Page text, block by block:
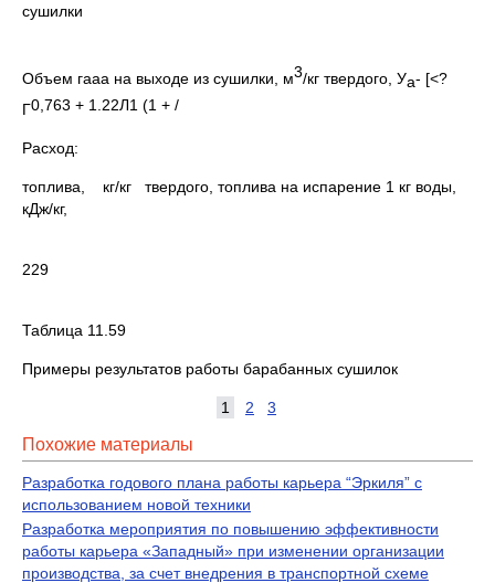
сушилки
Объем гааа на выходе из сушилки, м3/кг твердого, Уа- [<?
Г0,763 + 1.22Л1 (1 + /
Расход:
топлива, кг/кг твердого, топлива на испарение 1 кг воды,
кДж/кг,
229
Таблица 11.59
Примеры результатов работы барабанных сушилок
1 2 3
Похожие материалы
Разработка годового плана работы карьера “Эркиля” с
использованием новой техники
Разработка мероприятия по повышению эффективности
работы карьера «Западный» при изменении организации
производства, за счет внедрения в транспортной схеме